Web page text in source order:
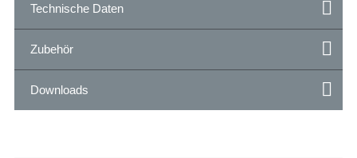
Technische Daten
Zubehör
Downloads